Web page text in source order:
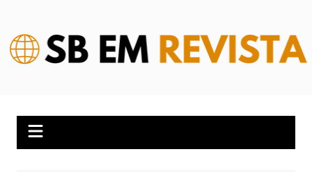
conteúdo